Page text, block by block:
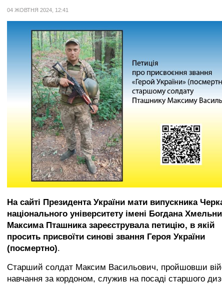
04 ЖОВТНЯ 2024, 12:41
На сайті Президента України мати випускника
національного університету імені Богдана
Максима Пташника зареєструвала петицію, в якій
просить присвоїти синові звання Героя України
(посмертно).
Старший солдат Максим Васильович, пройшовши
навчання за кордоном, служив на посаді старшого